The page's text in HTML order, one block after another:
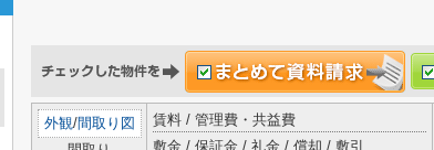
外観/間取り図
賃料 / 管理費・共益費
敷金 / 保証金 / 礼金 / 償却 / 敷引